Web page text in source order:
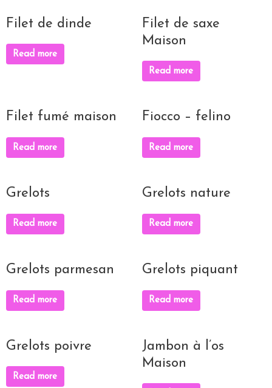
Filet de dinde
Read more
Filet de saxe
Maison
Read more
Filet fumé maison
Read more
Fiocco – felino
Read more
Grelots
Read more
Grelots nature
Read more
Grelots parmesan
Read more
Grelots piquant
Read more
Grelots poivre
Read more
Jambon à l’os
Maison